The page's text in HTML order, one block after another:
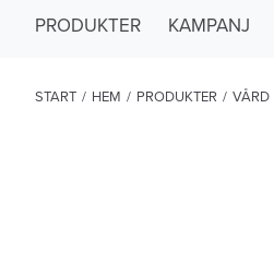
PRODUKTER KAMPANJ
START / HEM / PRODUKTER / VÅRD